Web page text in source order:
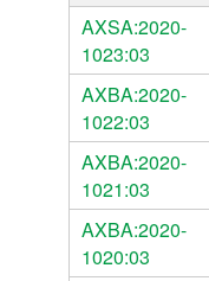
AXSA:2020-
1023:03
AXBA:2020-
1022:03
AXBA:2020-
1021:03
AXBA:2020-
1020:03